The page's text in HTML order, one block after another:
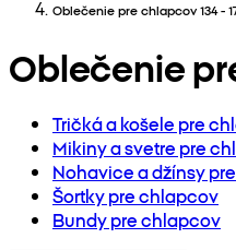
Oblečenie pre chlapcov 134 -
Oblečenie
Tričká a košele pre
Mikiny a svetre pre
Nohavice a džínsy
Šortky pre chlapcov
Bundy pre chlapcov